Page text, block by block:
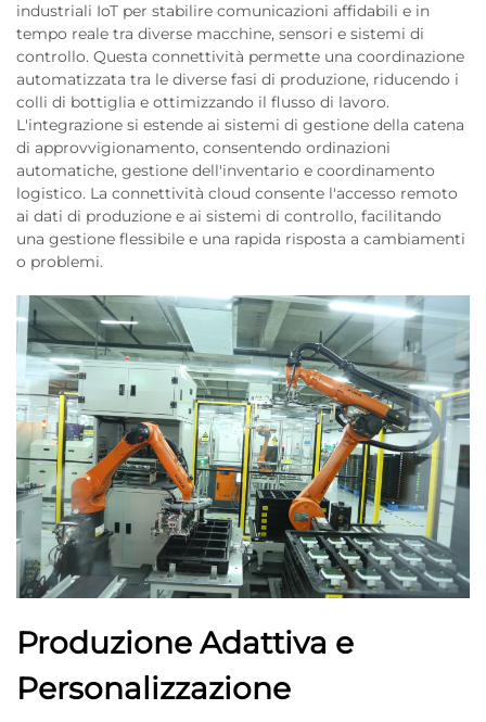
industriali IoT per stabilire comunicazioni affidabili e in
tempo reale tra diverse macchine, sensori e sistemi di
controllo. Questa connettività permette una coordinazione
automatizzata tra le diverse fasi di produzione, riducendo i
colli di bottiglia e ottimizzando il flusso di lavoro.
L'integrazione si estende ai sistemi di gestione della catena
di approvvigionamento, consentendo ordinazioni
automatiche, gestione dell'inventario e coordinamento
logistico. La connettività cloud consente l'accesso remoto
ai dati di produzione e ai sistemi di controllo, facilitando
una gestione flessibile e una rapida risposta a cambiamenti
o problemi.
Produzione Adattiva e
Personalizzazione